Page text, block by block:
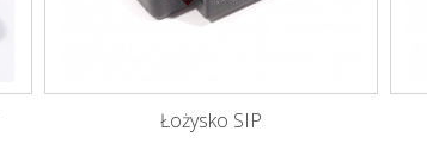
Łożysko SIP